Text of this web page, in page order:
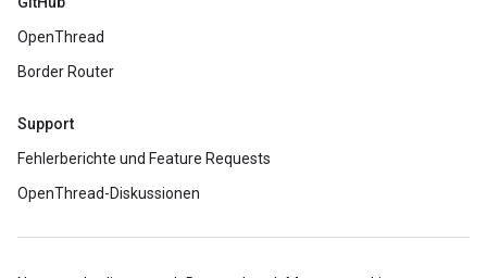
OpenThread
Border Router
Support
Fehlerberichte und Feature Requests
OpenThread-Diskussionen